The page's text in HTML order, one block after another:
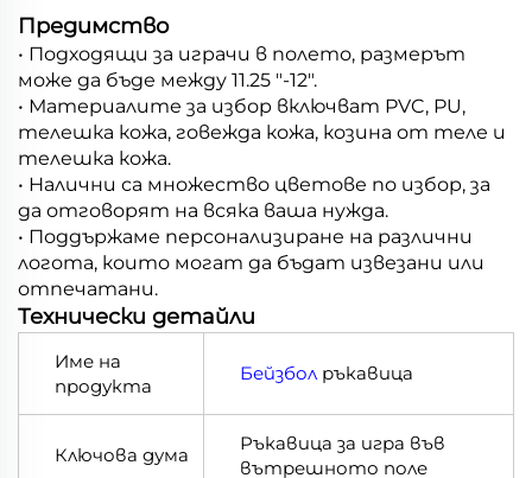
Предимство
• Подходящи за играчи в полето, размерът
може да бъде между 11.25 "-12".
• Материалите за избор включват PVC, PU,
телешка кожа, говежда кожа, козина от теле и
телешка кожа.
• Налични са множество цветове по избор, за
да отговорят на всяка ваша нужда.
• Поддържаме персонализиране на различни
логота, които могат да бъдат извезани или
отпечатани.
Технически детайли
Име на
продукта
Бейзбол ръкавица
Ключова дума
Ръкавица за игра във
вътрешното поле